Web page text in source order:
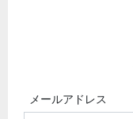
メールアドレス